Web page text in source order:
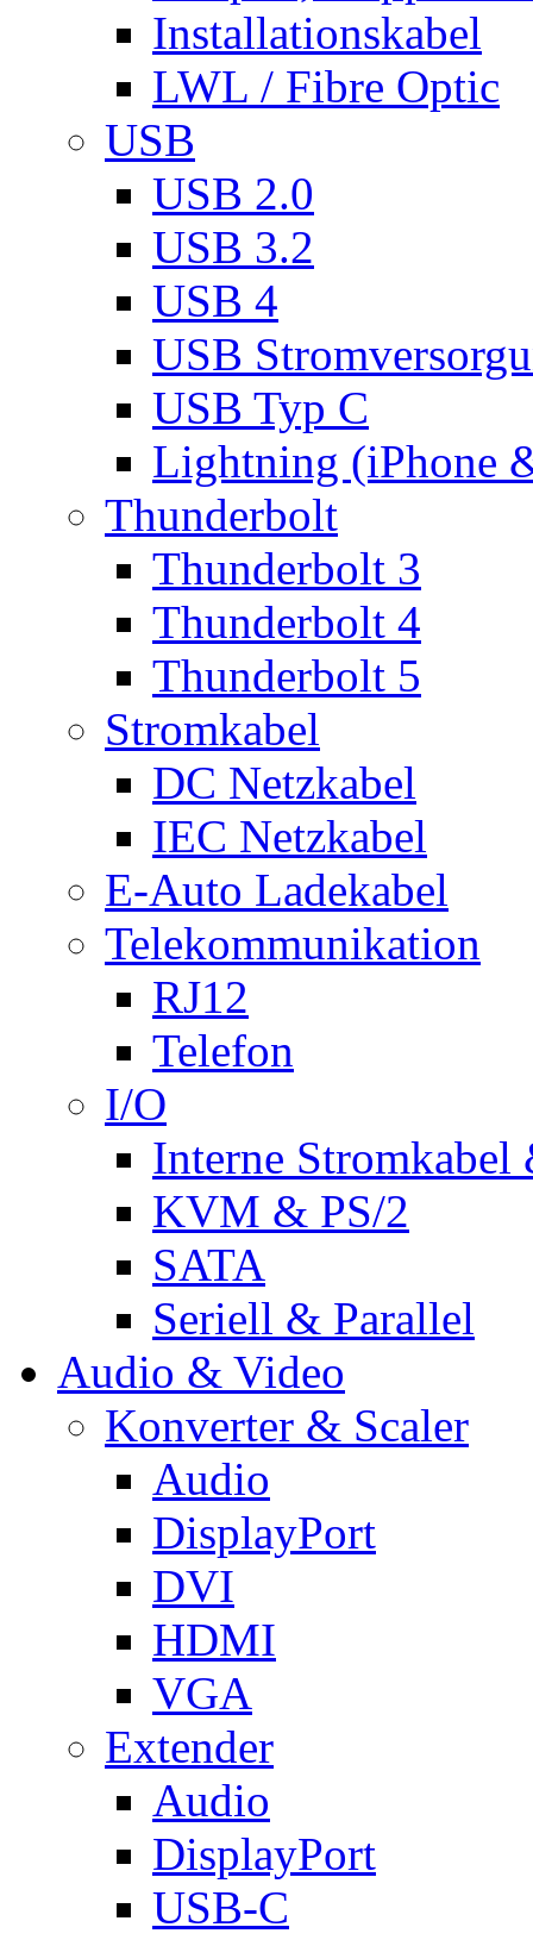
Installationskabel
LWL / Fibre Optic
USB
USB 2.0
USB 3.2
USB 4
USB
USB Typ C
Lightning (iPhone
Thunderbolt
Thunderbolt 3
Thunderbolt 4
Thunderbolt 5
Stromkabel
DC Netzkabel
IEC Netzkabel
E-Auto Ladekabel
Telekommunikation
RJ12
Telefon
I/O
Interne Stromkabel
KVM & PS/2
SATA
Seriell & Parallel
Audio & Video
Konverter & Scaler
Audio
DisplayPort
DVI
HDMI
VGA
Extender
Audio
DisplayPort
USB-C